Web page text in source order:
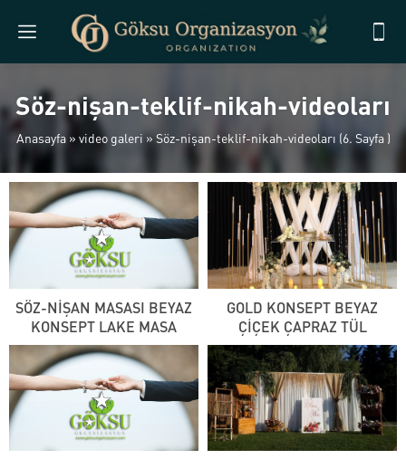
Söz-nişan-teklif-nikah-videoları
Anasayfa» video galeri »Söz-nişan-teklif-nikah-videoları (6. Sayfa )
SÖZ-NİŞAN MASASI BEYAZ
KONSEPT LAKE MASA
GOLD KONSEPT BEYAZ
ÇİÇEK ÇAPRAZ TÜL